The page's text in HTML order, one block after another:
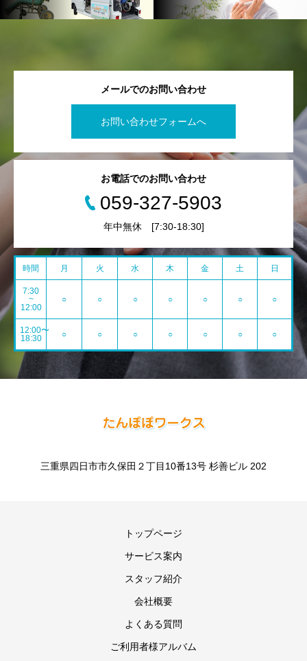
メールでのお問い合わせ
お問い合わせフォームへ
お電話でのお問い合わせ
059-327-5903
年中無休 [7:30-18:30]
時間 月 火 水 木 金 土 日
7:30
~
12:00
○ ○ ○ ○ ○ ○ ○
12:00〜
18:30
○ ○ ○ ○ ○ ○ ○
三重県四日市市久保田２丁目10番13号 杉善ビル 202
トップページ
サービス案内
スタッフ紹介
会社概要
よくある質問
ご利用者様アルバム